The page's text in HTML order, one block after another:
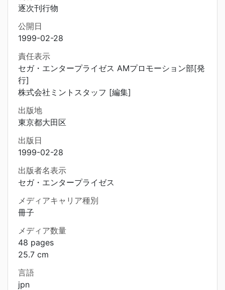
逐次刊行物
公開日
1999-02-28
責任表示
セガ・エンタープライゼス AMプロモーション部[発
行]
株式会社ミントスタッフ [編集]
出版地
東京都大田区
出版日
1999-02-28
出版者名表示
セガ・エンタープライゼス
メディアキャリア種別
冊子
メディア数量
48 pages
25.7 cm
言語
jpn